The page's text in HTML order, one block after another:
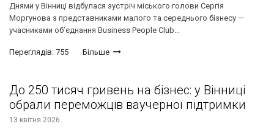
Днями у Вінниці відбулася зустріч міського голови Сергія
Моргунова з представниками малого та середнього бізнесу —
учасниками об’єднання Business People Club...
Переглядів: 755 Більше
До 250 тисяч гривень на бізнес: у Вінниці
обрали переможців ваучерної підтримки
13 квітня 2026